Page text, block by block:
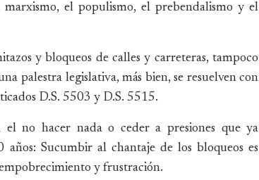
el populismo, el prebendalismo y el
y bloqueos de calles y carreteras, tampoco
palestra legislativa, más bien, se resuelven con
D.S. 5503 y D.S. 5515.
no hacer nada o ceder a presiones que ya
Sucumbir al chantaje de los bloqueos es
y frustración.